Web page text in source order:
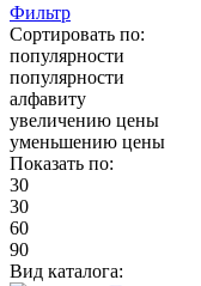
Фильтр
Сортировать по:
популярности
популярности
алфавиту
увеличению цены
уменьшению цены
Показать по:
30
30
60
90
Вид каталога: